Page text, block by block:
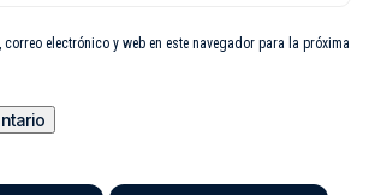
correo electrónico y web en este navegador para la próxima